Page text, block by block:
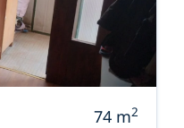
74 m2